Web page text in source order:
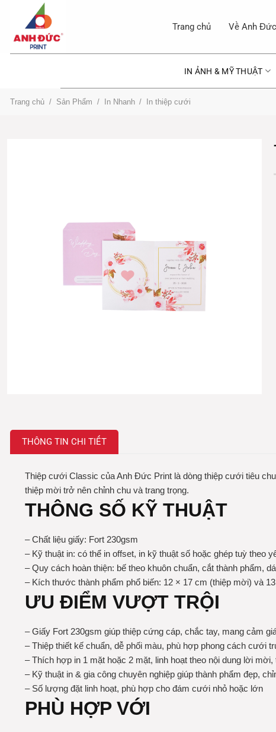
Trang chủ Về Anh
IN ẢNH & MỸ THUẬT
Trang chủ / Sản Phẩm / In Nhanh / In thiệp cưới
THÔNG TIN CHI TIẾT
Thiệp cưới Classic của Anh Đức Print là dòng thiệp cưới tiêu
thiệp mời trở nên chỉnh chu và trang trọng.
THÔNG SỐ KỸ THUẬT
– Chất liệu giấy: Fort 230gsm
– Kỹ thuật in: có thể in offset, in kỹ thuật số hoặc ghép tuỳ theo
– Quy cách hoàn thiện: bế theo khuôn chuẩn, cắt thành phẩm,
– Kích thước thành phẩm phổ biến: 12 × 17 cm (thiệp mời) và
ƯU ĐIỂM VƯỢT TRỘI
– Giấy Fort 230gsm giúp thiệp cứng cáp, chắc tay, mang cảm
– Thiệp thiết kế chuẩn, dễ phối màu, phù hợp phong cách cưới
– Thích hợp in 1 mặt hoặc 2 mặt, linh hoạt theo nội dung lời
– Kỹ thuật in & gia công chuyên nghiệp giúp thành phẩm đẹp,
– Số lượng đặt linh hoạt, phù hợp cho đám cưới nhỏ hoặc lớn
PHÙ HỢP VỚI